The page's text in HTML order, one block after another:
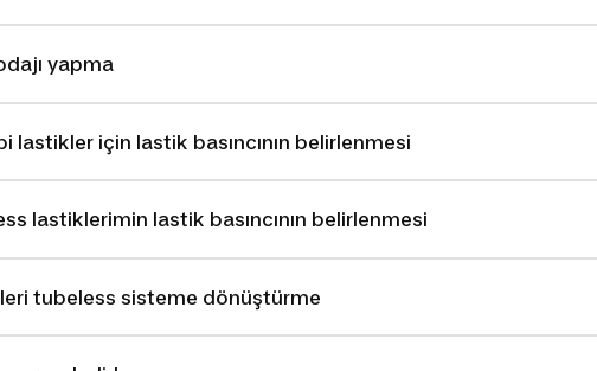
yapma
lastikler için lastik basıncının belirlenmesi
lastiklerimin lastik basıncının belirlenmesi
tubeless sisteme dönüştürme